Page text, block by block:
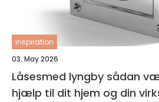
inspiration
03. May 2026
Låsesmed lyngby sådan vælger du den rette
hjælp til dit hjem og din